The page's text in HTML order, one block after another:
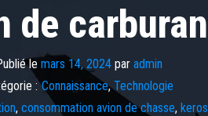
le mars 14, 2024par admin
: Connaissance,Technologie
, consommation avion de chasse,